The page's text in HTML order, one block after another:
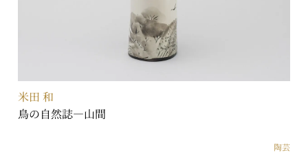
米田 和
鳥の自然誌―山間
陶芸